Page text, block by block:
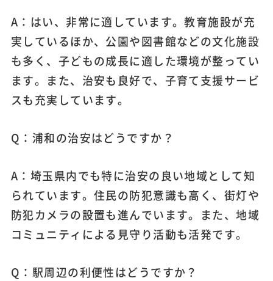
A：はい、非常に適しています。教育施設が充
実しているほか、公園や図書館などの文化施設
も多く、子どもの成長に適した環境が整ってい
ます。また、治安も良好で、子育て支援サービ
スも充実しています。
Q：浦和の治安はどうですか？
A：埼玉県内でも特に治安の良い地域として知
られています。住民の防犯意識も高く、街灯や
防犯カメラの設置も進んでいます。また、地域
コミュニティによる見守り活動も活発です。
Q：駅周辺の利便性はどうですか？